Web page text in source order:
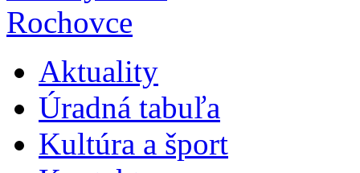
Aktuality
Úradná tabuľa
Kultúra a šport